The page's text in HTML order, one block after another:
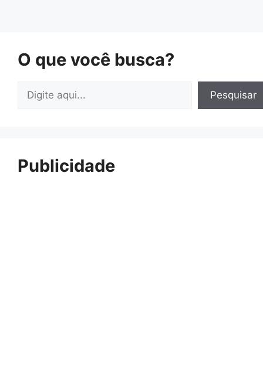
O que você busca?
Pesquisar Pesquisar
Publicidade